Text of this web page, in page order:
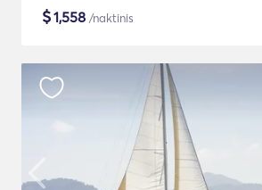
$1,558 /naktinis